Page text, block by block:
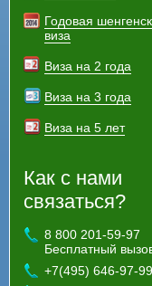
Годовая
виза
Виза на 2 года
Виза на 3 года
Виза на 5 лет
Как с нами
связаться?
8 800 201-59-97
Бесплатный
+7(495) 646-97-99